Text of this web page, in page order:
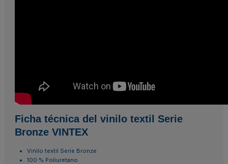
Ficha técnica del vinilo textil Serie
Bronze VINTEX
Vinilo textil Serie Bronze
100 % Poliuretano